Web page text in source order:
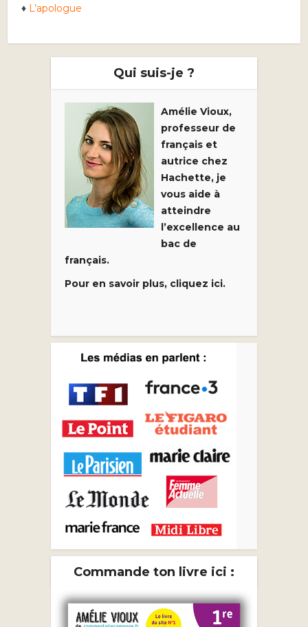
♦ L’apologue
Qui suis-je ?
Amélie Vioux,
professeur de
français et
autrice chez
Hachette, je
vous aide à
atteindre
l’excellence au
bac de
français.
Pour en savoir plus, cliquez ici.
Commande ton livre ici :